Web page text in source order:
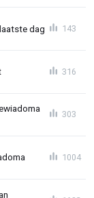
dag 143
316
303
1004